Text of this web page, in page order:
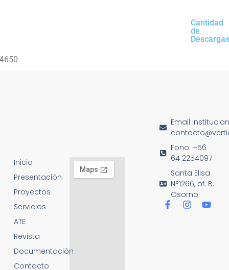
Cantidad
de
4650
Email
Fono: +56
64 2254097
Santa Elisa
N°1266, of. B.
Osorno
Inicio
Presentación
Proyectos
Servicios
ATE
Revista
Documentación
Contacto